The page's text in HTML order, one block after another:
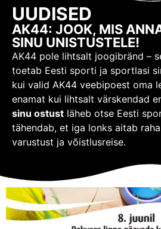
UUDISED
AK44: JOOK, MIS
SINU UNISTUSTELE!
AK44 pole lihtsalt joogibränd –
toetab Eesti sporti ja sportlasi
kui valid AK44 veebipoest oma
enamat kui lihtsalt värskendad
sinu ostust läheb otse Eesti
tähendab, et iga lonks aitab
varustust ja võistlusreise.